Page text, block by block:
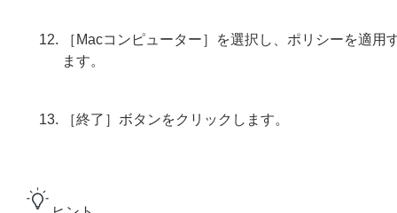
［Macコンピューター］を選択し、ポリシーを適
ます。
［終了］ボタンをクリックします。